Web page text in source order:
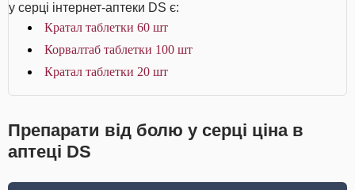
у серці інтернет-аптеки DS є:
Кратал таблетки 60 шт
Корвалтаб таблетки 100 шт
Кратал таблетки 20 шт
Препарати від болю у серці ціна в
аптеці DS